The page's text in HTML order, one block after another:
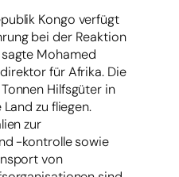
Kongo verfügt
bei der Reaktion
Mohamed
für Afrika. Die
Hilfsgüter in
zu fliegen.
zur
-kontrolle sowie
von